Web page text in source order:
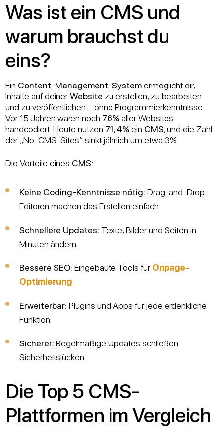
Was ist ein CMS und
warum brauchst du
eins?
Ein Content-Management-Systemermöglicht dir,
Inhalte auf deinerWebsite zu erstellen, zu bearbeiten
und zu veröffentlichen – ohne Programmierkenntnisse.
Vor 15 Jahren waren noch 76%aller Websites
handcodiert. Heute nutzen 71,4%ein CMS, und die Zahl
der „No-CMS-Sites“ sinkt jährlich um etwa 3%.
Die Vorteile eines CMS:
Keine Coding-Kenntnisse nötig: Drag-and-Drop-
Editoren machen das Erstellen einfach
Schnellere Updates: Texte, Bilder und Seiten in
Minuten ändern
Bessere SEO: Eingebaute Tools für Onpage-
Optimierung
Erweiterbar: Plugins und Apps für jede erdenkliche
Funktion
Sicherer: Regelmäßige Updates schließen
Sicherheitslücken
Die Top 5 CMS-
Plattformen im Vergleich